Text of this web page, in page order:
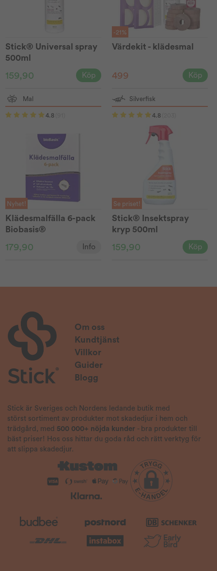
Stick® Universal spray
500ml
159,90 Köp
-21%
Värdekit - klädesmal
499 Köp
Mal
4.8
Nyhet!
Klädesmalfälla 6-pack
Biobasis®
179,90 Info
Silverfisk
4.8
Se priset!
Stick® Insektspray
kryp 500ml
159,90 Köp
Om oss
Kundtjänst
Villkor
Guider
Blogg
Stick är Sveriges och Nordens ledande butik med
störst sortiment av produkter mot skadedjur i hem och
trädgård, med 500 000+ nöjda kunder - bra produkter till
bäst priser! Hos oss hittar du goda råd och rätt verktyg för
att slippa skadedjur.